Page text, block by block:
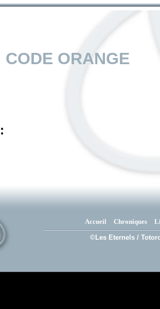
CODE ORANGE
Accueil Chroniques
©Les Eternels /